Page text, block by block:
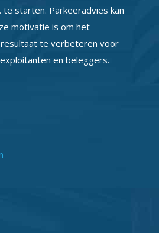
te starten. Parkeeradvies kan
motivatie is om het
te verbeteren voor
en beleggers.